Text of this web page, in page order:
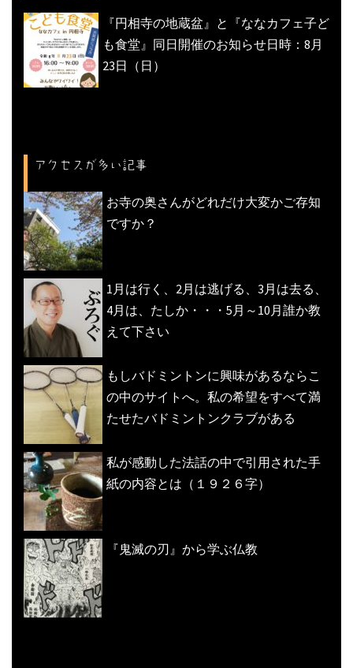
『円相寺の地蔵盆』と『ななカフェ子ど
も食堂』同日開催のお知らせ日時：8月
23日（日）
アクセスが多い記事
お寺の奥さんがどれだけ大変かご存知
ですか？
1月は行く、2月は逃げる、3月は去る、
4月は、たしか・・・5月～10月誰か教
えて下さい
もしバドミントンに興味があるならこ
の中のサイトへ。私の希望をすべて満
たせたバドミントンクラブがある
私が感動した法話の中で引用された手
紙の内容とは（１９２６字）
『鬼滅の刃』から学ぶ仏教